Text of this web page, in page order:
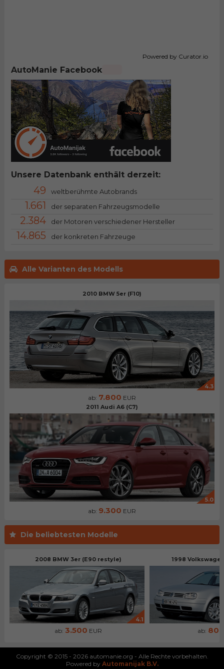
Alle Varianten des Modells
2010 BMW 5er (F10)
4.3
ab: 7.800 EUR
2011 Audi A6 (C7)
5.0
ab: 9.300 EUR
Die beliebtesten Modelle
2008 BMW 3er (E90 restyle)
4.1
ab: 3.500 EUR
1998
ab: 800
Powered by Curator.io
AutoManie Facebook
Unsere Datenbank enthält derzeit:
49 weltberühmte Autobrands
1.661 der separaten Fahrzeugsmodelle
2.384 der Motoren verschiedener Hersteller
14.865 der konkreten Fahrzeuge
Copyright © 2015 - 2026 automanie.org - Alle Rechte vorbehalten.
Powered by Automanijak B.V.